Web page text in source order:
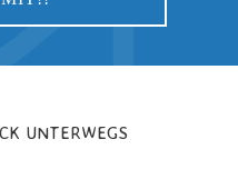
UNTERWEGS